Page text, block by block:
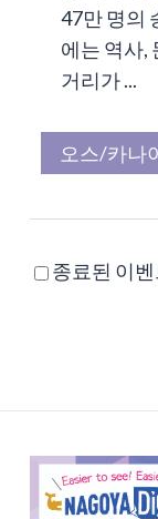
47만 명의
에는 역사,
거리가 ...
오스/카나
종료된 이